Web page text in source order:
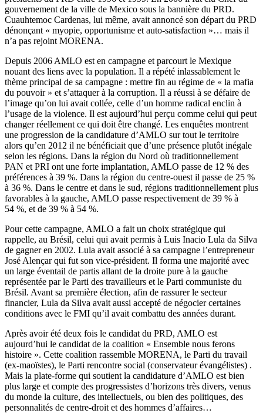
gouvernement de la ville de Mexico sous la bannière du PRD.
Cuauhtemoc Cardenas, lui même, avait annoncé son départ du PRD
dénonçant « myopie, opportunisme et auto-satisfaction »… mais il
n’a pas rejoint MORENA.
Depuis 2006 AMLO est en campagne et parcourt le Mexique
nouant des liens avec la population. Il a répété inlassablement le
thème principal de sa campagne : mettre fin au régime de « la mafia
du pouvoir » et s’attaquer à la corruption. Il a réussi à se défaire de
l’image qu’on lui avait collée, celle d’un homme radical enclin à
l’usage de la violence. Il est aujourd’hui perçu comme celui qui peut
changer réellement ce qui doit être changé. Les enquêtes montrent
une progression de la candidature d’AMLO sur tout le territoire
alors qu’en 2012 il ne bénéficiait que d’une présence plutôt inégale
selon les régions. Dans la région du Nord où traditionnellement
PAN et PRI ont une forte implantation, AMLO passe de 12 % des
préférences à 39 %. Dans la région du centre-ouest il passe de 25 %
à 36 %. Dans le centre et dans le sud, régions traditionnellement plus
favorables à la gauche, AMLO passe respectivement de 39 % à
54 %, et de 39 % à 54 %.
Pour cette campagne, AMLO a fait un choix stratégique qui
rappelle, au Brésil, celui qui avait permis à Luis Inacio Lula da Silva
de gagner en 2002. Lula avait associé à sa campagne l’entrepreneur
José Alençar qui fut son vice-président. Il forma une majorité avec
un large éventail de partis allant de la droite pure à la gauche
représentée par le Parti des travailleurs et le Parti communiste du
Brésil. Avant sa première élection, afin de rassurer le secteur
financier, Lula da Silva avait aussi accepté de négocier certaines
conditions avec le FMI qu’il avait combattu des années durant.
Après avoir été deux fois le candidat du PRD, AMLO est
aujourd’hui le candidat de la coalition « Ensemble nous ferons
histoire ». Cette coalition rassemble MORENA, le Parti du travail
(ex-maoïstes), le Parti rencontre social (conservateur évangélistes) .
Mais la plate-forme qui soutient la candidature d’AMLO est bien
plus large et compte des progressistes d’horizons très divers, venus
du monde la culture, des intellectuels, ou bien des politiques, des
personnalités de centre-droit et des hommes d’affaires…